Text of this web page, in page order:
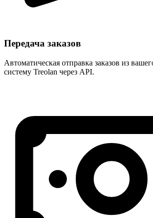
Передача заказов
Автоматическая отправка заказов из
систему Treolan через API.